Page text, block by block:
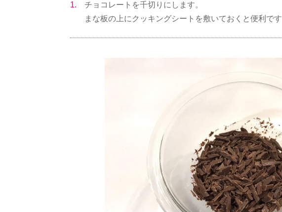
1.
チョコレートを千切りにします。
まな板の上にクッキングシートを敷いておくと便利です